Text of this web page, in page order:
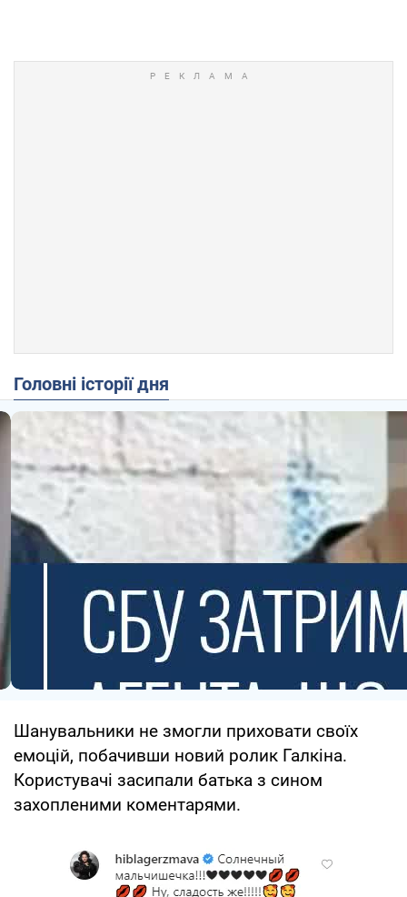
Головні історії дня
Шанувальники не змогли приховати своїх
емоцій, побачивши новий ролик Галкіна.
Користувачі засипали батька з сином
захопленими коментарями.